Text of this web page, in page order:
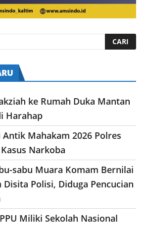
ke Rumah Duka Mantan
Harahap
Antik Mahakam 2026 Polres
Narkoba
sabu Muara Komam Bernilai
Polisi, Diduga Pencucian
Miliki Sekolah Nasional